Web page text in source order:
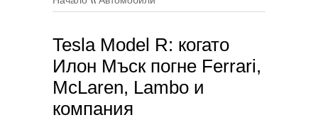
Tesla Model R: когато
Илон Мъск погне Ferrari,
McLaren, Lambo и
компания